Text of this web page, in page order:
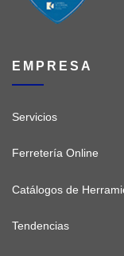
EMPRESA
Servicios
Ferretería Online
Catálogos de
Tendencias